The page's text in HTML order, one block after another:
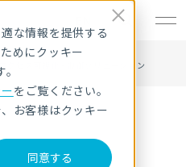
な情報を提供する
めにクッキー
をご覧ください。
お客様はクッキー
同意する
クセス可視化・制御ソリューション